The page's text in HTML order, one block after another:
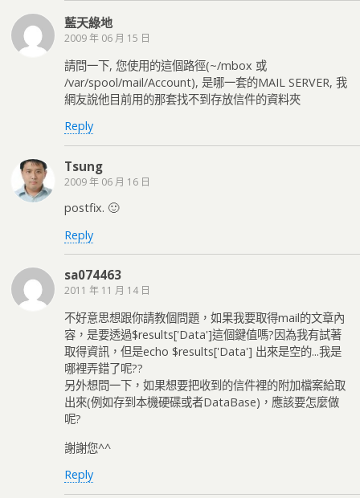
藍天綠地
2009 年 06 月 15 日
請問一下, 您使用的這個路徑(~/mbox 或
/var/spool/mail/Account), 是哪一套的MAIL SERVER, 我
網友說他目前用的那套找不到存放信件的資料夾
Reply
Tsung
2009 年 06 月 16 日
postfix. 🙂
Reply
sa074463
2011 年 11 月 14 日
不好意思想跟你請教個問題，如果我要取得mail的文章內
容，是要透過$results['Data']這個鍵值嗎?因為我有試著
取得資訊，但是echo $results['Data'] 出來是空的...我是
哪裡弄錯了呢??
另外想問一下，如果想要把收到的信件裡的附加檔案給取
出來(例如存到本機硬碟或者DataBase)，應該要怎麼做
呢?
謝謝您^^
Reply